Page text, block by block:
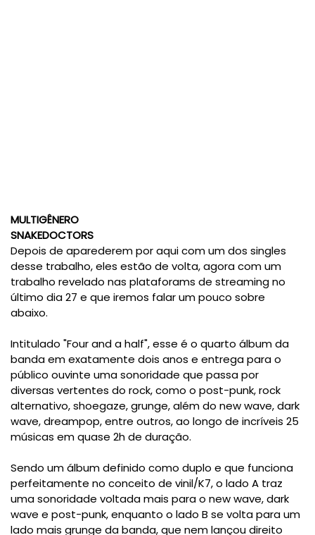
MULTIGÊNERO
SNAKEDOCTORS
Depois de aparederem por aqui com um dos singles
desse trabalho, eles estão de volta, agora com um
trabalho revelado nas plataforams de streaming no
último dia 27 e que iremos falar um pouco sobre
abaixo.
Intitulado "Four and a half", esse é o quarto álbum da
banda em exatamente dois anos e entrega para o
público ouvinte uma sonoridade que passa por
diversas vertentes do rock, como o post-punk, rock
alternativo, shoegaze, grunge, além do new wave, dark
wave, dreampop, entre outros, ao longo de incríveis 25
músicas em quase 2h de duração.
Sendo um álbum definido como duplo e que funciona
perfeitamente no conceito de vinil/K7, o lado A traz
uma sonoridade voltada mais para o new wave, dark
wave e post-punk, enquanto o lado B se volta para um
lado mais grunge da banda, que nem lançou direito